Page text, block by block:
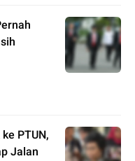
PTUN,
Jalan